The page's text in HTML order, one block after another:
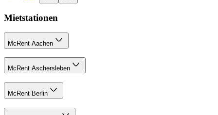
Mietstationen
McRent Aachen
McRent Aschersleben
McRent Berlin